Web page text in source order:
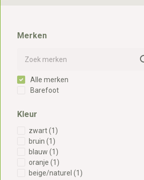
Merken
Alle merken
Barefoot
Kleur
zwart(1)
bruin (1)
blauw (1)
oranje (1)
beige/naturel (1)